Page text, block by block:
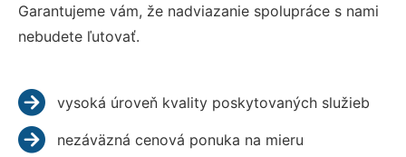
Garantujeme vám, že nadviazanie spolupráce s nami
nebudete ľutovať.
vysoká úroveň kvality poskytovaných služieb
nezáväzná cenová ponuka na mieru